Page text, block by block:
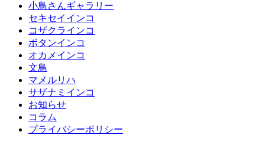
小鳥さんギャラリー
セキセイインコ
コザクラインコ
ボタンインコ
オカメインコ
文鳥
マメルリハ
サザナミインコ
お知らせ
コラム
プライバシーポリシー